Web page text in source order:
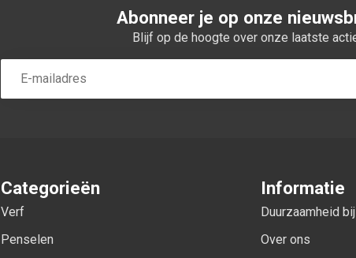
Abonneer je op onze
Blijf op de hoogte over onze laatste
Categorieën
Verf
Penselen
Informatie
Duurzaamheid
Over ons